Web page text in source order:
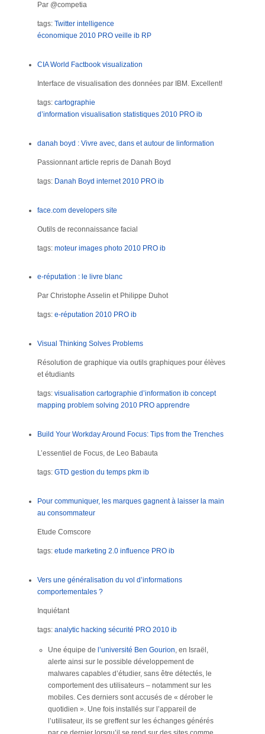
Par @competia
tags: Twitter intelligence
économique 2010 PRO veille ib RP
CIA World Factbook visualization
Interface de visualisation des données par IBM. Excellent!
tags: cartographie
d’information visualisation statistiques 2010 PRO ib
danah boyd : Vivre avec, dans et autour de linformation
Passionnant article repris de Danah Boyd
tags: Danah Boyd internet 2010 PRO ib
face.com developers site
Outils de reconnaissance facial
tags: moteur images photo 2010 PRO ib
e-réputation : le livre blanc
Par Christophe Asselin et Philippe Duhot
tags: e-réputation 2010 PRO ib
Visual Thinking Solves Problems
Résolution de graphique via outils graphiques pour élèves
et étudiants
tags: visualisation cartographie d’information ib concept
mapping problem solving 2010 PRO apprendre
Build Your Workday Around Focus: Tips from the Trenches
L’essentiel de Focus, de Leo Babauta
tags: GTD gestion du temps pkm ib
Pour communiquer, les marques gagnent à laisser la main
au consommateur
Etude Comscore
tags: etude marketing 2.0 influence PRO ib
Vers une généralisation du vol d’informations
comportementales ?
Inquiétant
tags: analytic hacking sécurité PRO 2010 ib
Une équipe de l’université Ben Gourion, en Israël,
alerte ainsi sur le possible développement de
malwares capables d’étudier, sans être détectés, le
comportement des utilisateurs – notamment sur les
mobiles. Ces derniers sont accusés de « dérober le
quotidien ». Une fois installés sur l’appareil de
l’utilisateur, ils se greffent sur les échanges générés